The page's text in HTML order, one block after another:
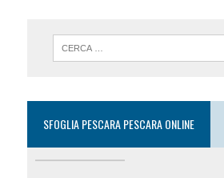
SFOGLIA PESCARA PESCARA ONLINE